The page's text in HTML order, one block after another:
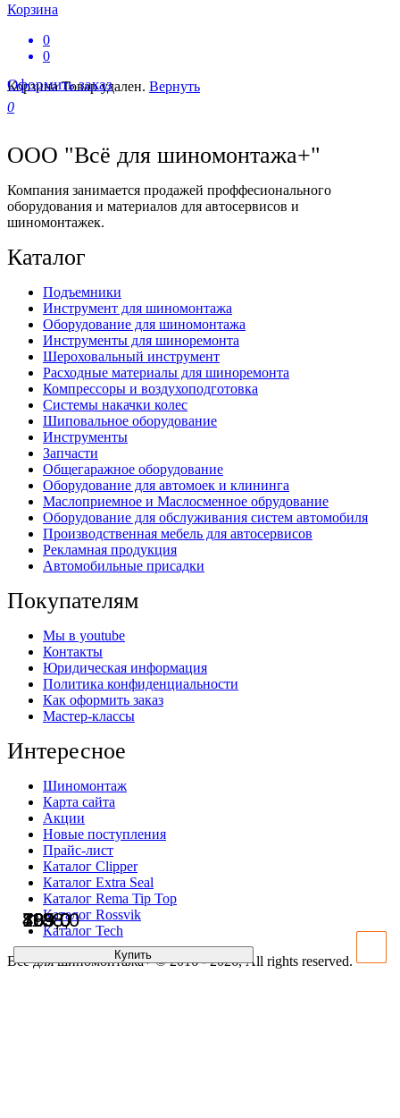
805,0
Купить
1188,0
Купить
789,0
Купить
499,0
Купить
Корзина
0
0
Корзина Товар удален. Вернуть
0
Оформить заказ
ООО "Всё для шиномонтажа+"
Компания занимается продажей проффесионального
оборудования и материалов для автосервисов и
шиномонтажек.
Каталог
Подъемники
Инструмент для шиномонтажа
Оборудование для шиномонтажа
Инструменты для шиноремонта
Шероховальный инструмент
Расходные материалы для шиноремонта
Компрессоры и воздухоподготовка
Системы накачки колес
Шиповальное оборудование
Инструменты
Запчасти
Общегаражное оборудование
Оборудование для автомоек и клининга
Маслоприемное и Маслосменное обрудование
Оборудование для обслуживания систем автомобиля
Производственная мебель для автосервисов
Рекламная продукция
Автомобильные присадки
Покупателям
Мы в youtube
Контакты
Юридическая информация
Политика конфиденциальности
Как оформить заказ
Мастер-классы
Интересное
Шиномонтаж
Карта сайта
Акции
Новые поступления
Прайс-лист
Каталог Clipper
Каталог Extra Seal
Каталог Rema Tip Top
Каталог Rossvik
Каталог Tech
Всё для шиномонтажа+ © 2016 - 2026, All rights reserved.